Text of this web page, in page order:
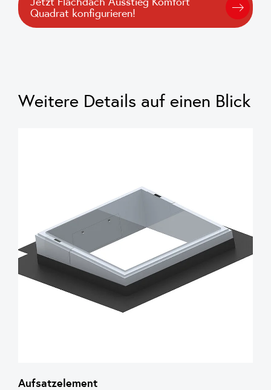
Quadrat konfigurieren!
Weitere Details auf einen Blick
Aufsatzelement